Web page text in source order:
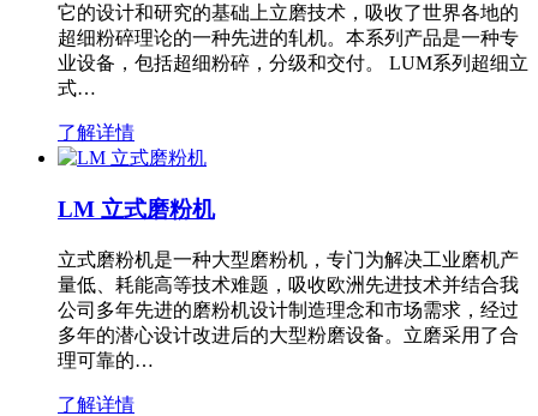
它的设计和研究的基础上立磨技术，吸收了世界各地的
超细粉碎理论的一种先进的轧机。本系列产品是一种专
业设备，包括超细粉碎，分级和交付。 LUM系列超细立
式…
了解详情
LM 立式磨粉机
立式磨粉机是一种大型磨粉机，专门为解决工业磨机产
量低、耗能高等技术难题，吸收欧洲先进技术并结合我
公司多年先进的磨粉机设计制造理念和市场需求，经过
多年的潜心设计改进后的大型粉磨设备。立磨采用了合
理可靠的…
了解详情